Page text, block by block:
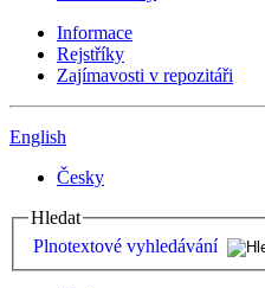
Informace
Rejstříky
Zajímavosti v repozitáři
English
Česky
Hledat
Plnotextové vyhledávání